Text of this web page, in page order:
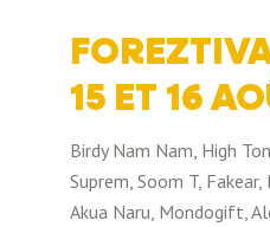
15 ET 16
Birdy Nam Nam, High
Suprem, Soom T,
Akua Naru, Mondogift,